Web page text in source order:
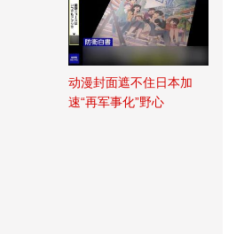
动漫封面遮不住日本加
速“再军事化”野心